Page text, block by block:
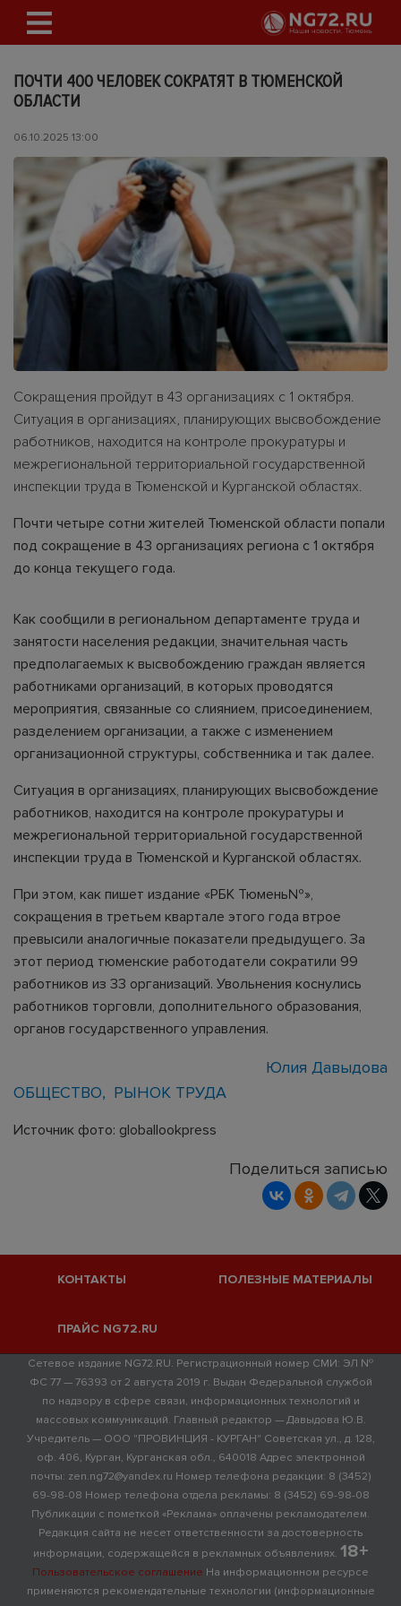
ПОЧТИ 400 ЧЕЛОВЕК СОКРАТЯТ В ТЮМЕНСКОЙ
ОБЛАСТИ
06.10.2025 13:00
Сокращения пройдут в 43 организациях с 1 октября.
Ситуация в организациях, планирующих высвобождение
работников, находится на контроле прокуратуры и
межрегиональной территориальной государственной
инспекции труда в Тюменской и Курганской областях.
Почти четыре сотни жителей Тюменской области попали
под сокращение в 43 организациях региона с 1 октября
до конца текущего года.
Как сообщили в региональном департаменте труда и
занятости населения редакции, значительная часть
предполагаемых к высвобождению граждан является
работниками организаций, в которых проводятся
мероприятия, связанные со слиянием, присоединением,
разделением организации, а также с изменением
организационной структуры, собственника и так далее.
Ситуация в организациях, планирующих высвобождение
работников, находится на контроле прокуратуры и
межрегиональной территориальной государственной
инспекции труда в Тюменской и Курганской областях.
При этом, как пишет издание «РБК Тюмень№»,
сокращения в третьем квартале этого года втрое
превысили аналогичные показатели предыдущего. За
этот период тюменские работодатели сократили 99
работников из 33 организаций. Увольнения коснулись
работников торговли, дополнительного образования,
органов государственного управления.
Юлия Давыдова
ОБЩЕСТВО
РЫНОК ТРУДА
Источник фото: globallookpress
Поделиться записью
КОНТАКТЫ ПОЛЕЗНЫЕ МАТЕРИАЛЫ
ПРАЙС NG72.RU
Сетевое издание NG72.RU. Регистрационный номер СМИ: ЭЛ №
ФС 77 — 76393 от 2 августа 2019 г. Выдан Федеральной службой
по надзору в сфере связи, информационных технологий и
массовых коммуникаций. Главный редактор — Давыдова Ю.В.
Учредитель — ООО "ПРОВИНЦИЯ - КУРГАН" Советская ул., д. 128,
оф. 406, Курган, Курганская обл., 640018 Адрес электронной
почты: zen.ng72@yandex.ru Номер телефона редакции: 8 (3452)
69-98-08 Номер телефона отдела рекламы: 8 (3452) 69-98-08
Публикации с пометкой «Реклама» оплачены рекламодателем.
Редакция сайта не несет ответственности за достоверность
информации, содержащейся в рекламных объявлениях. 18+
Пользовательское соглашение На информационном ресурсе
применяются рекомендательные технологии (информационные